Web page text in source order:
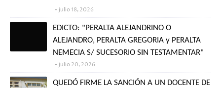
julio 18, 2026
EDICTO: "PERALTA ALEJANDRINO O
ALEJANDRO, PERALTA GREGORIA y PERALTA
NEMECIA S/ SUCESORIO SIN TESTAMENTAR"
julio 20, 2026
QUEDÓ FIRME LA SANCIÓN A UN DOCENTE DE